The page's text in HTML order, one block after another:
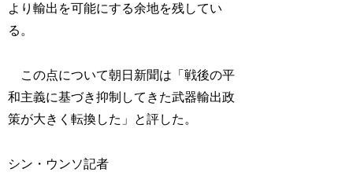
より輸出を可能にする余地を残してい
る。
この点について朝日新聞は「戦後の平
和主義に基づき抑制してきた武器輸出政
策が大きく転換した」と評した。
シン・ウンソ記者